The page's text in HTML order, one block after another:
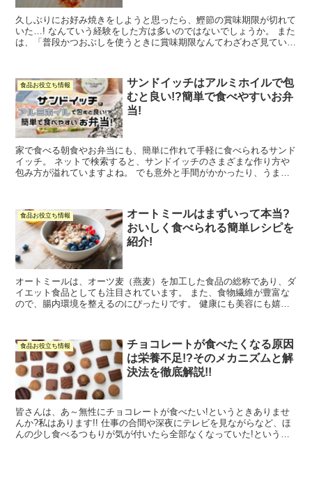
久しぶりにお好み焼きをしようと思ったら、鰹節の賞味期限が切れて
いた…! なんていう経験をした方は多いのではないでしょうか。 また
は、「普段かつおぶしを使うときに賞味期限なんてわざわざ見ていな
食品お役立ち情報
サンドイッチはアルミホイルで包
むと良い!?簡単で食べやすいお弁
当!
家で食べる朝食やお弁当にも、簡単に作れて手軽に食べられるサンド
イッチ。 ネットで検索すると、サンドイッチのさまざまな作り方や
包み方が溢れていますよね。 でも意外と手間がかかったり、うまく
食品お役立ち情報
オートミールはまずいって本当?
おいしく食べられる簡単レシピを
紹介!
オートミールは、オーツ麦（燕麦）を加工した食品の総称であり、ダ
イエット食品としても注目されています。 また、食物繊維が豊富な
ので、腸内環境を整えるのにぴったりです。 健康にも美容にも嬉し
食品お役立ち情報
チョコレートが食べたくなる原因
は栄養不足!?そのメカニズムと解
決法を徹底解説!!
皆さんは、あ～無性にチョコレートが食べたい!というときありませ
んか?私はあります!! 仕事の合間や深夜にテレビを見ながらなど、ほ
んの少し食べるつもりが気が付いたら全部なくなっていた!という恐